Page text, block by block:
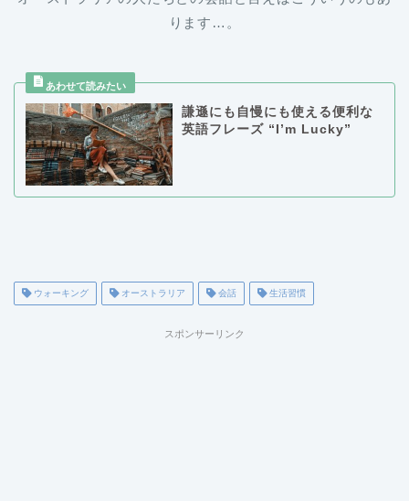
ります…。
謙遜にも自慢にも使える便利な
英語フレーズ “I’m Lucky”
ウォーキング オーストラリア 会話 生活習慣
スポンサーリンク